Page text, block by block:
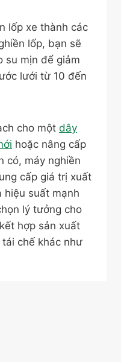
lốp xe thành các
lốp, bạn sẽ
su mịn để giảm
lưới từ 10 đến
cho một dây
hoặc nâng cấp
có, máy nghiền
cấp giá trị xuất
hiệu suất mạnh
lý tưởng cho
hợp sản xuất
chế khác như